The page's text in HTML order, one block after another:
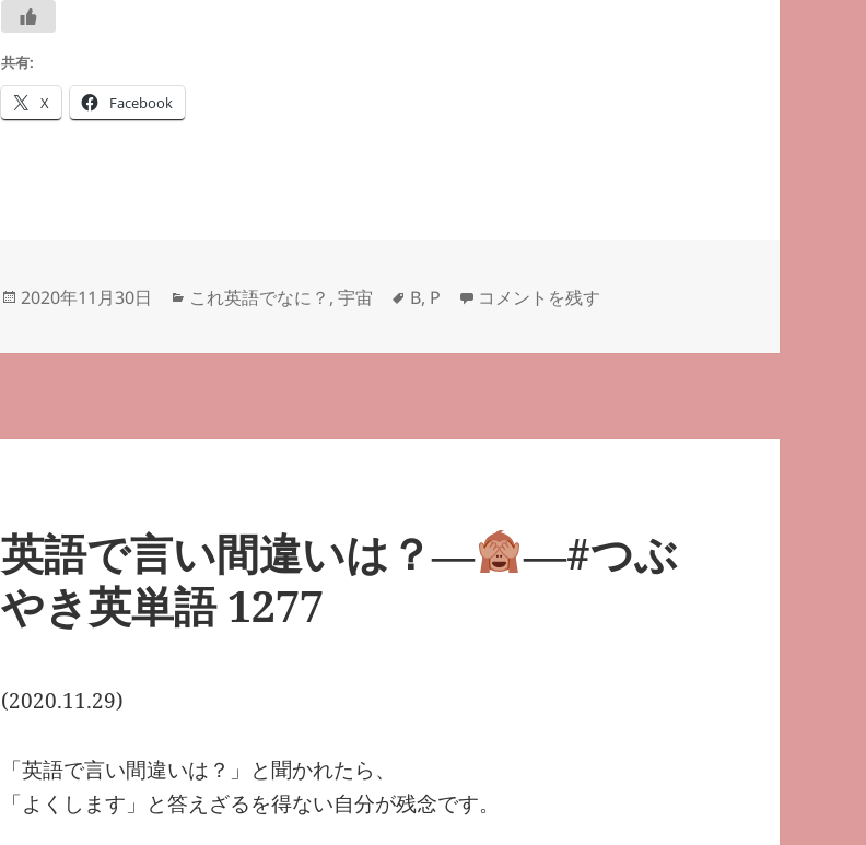
共有:
X Facebook
投
日:
2020年11月30日
カ
ゴ
これ英語でなに？ ,宇宙
タ
B, P 半影月食は？―
コメントを残す
英語で言い間違いは？―
―#つぶ
やき英単語 1277
(2020.11.29)
「英語で言い間違いは？」と聞かれたら、
「よくします」と答えざるを得ない自分が残念です。